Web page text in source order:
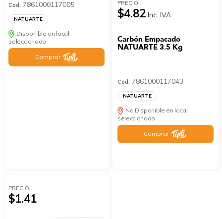
Cod: 7861000117005
NATUARTE
Disponible en local
seleccionado
Comprar
PRECIO
$4.82 Inc. IVA
Carbón Empacado
NATUARTE 3.5 Kg
Cod: 7861000117043
NATUARTE
No Disponible en local
seleccionado
Comprar
PRECIO
$1.41